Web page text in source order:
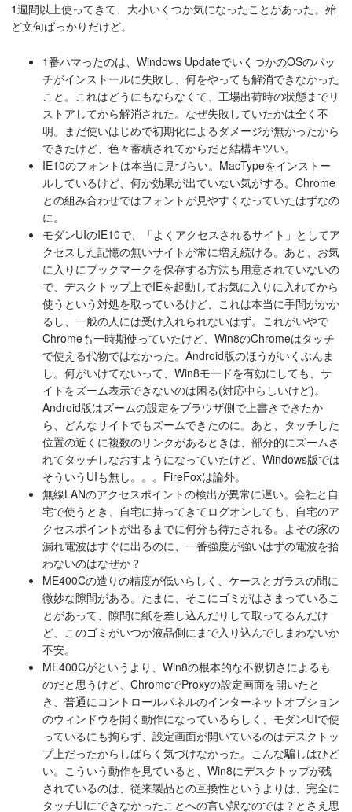
1週間以上使ってきて、大小いくつか気になったことがあった。殆
ど文句ばっかりだけど。
1番ハマったのは、Windows UpdateでいくつかのOSのパッ
チがインストールに失敗し、何をやっても解消できなかった
こと。これはどうにもならなくて、工場出荷時の状態までリ
ストアしてから解消された。なぜ失敗していたかは全く不
明。まだ使いはじめで初期化によるダメージが無かったから
できたけど、色々蓄積されてからだと結構キツい。
IE10のフォントは本当に見づらい。MacTypeをインストー
ルしているけど、何か効果が出ていない気がする。Chrome
との組み合わせではフォントが見やすくなっていたはずなの
に。
モダンUIのIE10で、「よくアクセスされるサイト」としてア
クセスした記憶の無いサイトが常に増え続ける。あと、お気
に入りにブックマークを保存する方法も用意されていないの
で、デスクトップ上でIEを起動してお気に入りに入れてから
使うという対処を取っているけど、これは本当に手間がかか
るし、一般の人には受け入れられないはず。これがいやで
Chromeも一時期使っていたけど、Win8のChromeはタッチ
で使える代物ではなかった。Android版のほうがいくぶんま
し。何がいけてないって、Win8モードを有効にしても、サ
イトをズーム表示できないのは困る(対応中らしいけど)。
Android版はズームの設定をブラウザ側で上書きできたか
ら、どんなサイトでもズームできたのに。あと、タッチした
位置の近くに複数のリンクがあるときは、部分的にズームさ
れてタッチしなおすようになっていたけど、Windows版では
そういうUIも無し。。。FireFoxは論外。
無線LANのアクセスポイントの検出が異常に遅い。会社と自
宅で使うとき、自宅に持ってきてログオンしても、自宅のア
クセスポイントが出るまでに何分も待たされる。よその家の
漏れ電波はすぐに出るのに、一番強度が強いはずの電波を拾
わないのはなぜか？
ME400Cの造りの精度が低いらしく、ケースとガラスの間に
微妙な隙間がある。たまに、そこにゴミがはさまっているこ
とがあって、隙間に紙を差し込んだりして取ってるんだけ
ど、このゴミがいつか液晶側にまで入り込んでしまわないか
不安。
ME400Cがというより、Win8の根本的な不親切さによるも
のだと思うけど、ChromeでProxyの設定画面を開いたと
き、普通にコントロールパネルのインターネットオプション
のウィンドウを開く動作になっているらしく、モダンUIで使
っているにも拘らず、設定画面が開いているのはデスクトッ
プ上だったからしばらく気づけなかった。こんな騙しはひど
い。こういう動作を見ていると、Win8にデスクトップが残
されているのは、従来製品との互換性というよりは、完全に
タッチUIにできなかったことへの言い訳なのでは？とさえ思